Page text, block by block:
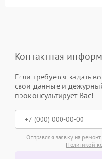
Контактная
Если требуется задать
свои данные и
проконсультирует Вас!
Отправляя заявку на
Политикой